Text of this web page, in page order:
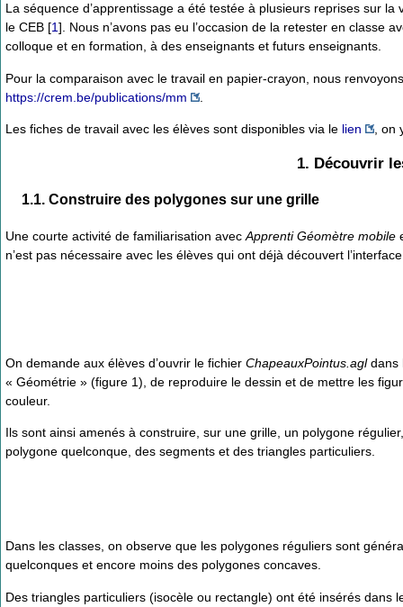
La séquence d’apprentissage a été testée à plusieurs reprises sur
le CEB [1]. Nous n’avons pas eu l’occasion de la retester en classe
colloque et en formation, à des enseignants et futurs enseignants.
Pour la comparaison avec le travail en papier-crayon, nous
https://crem.be/publications/mm
Les fiches de travail avec les élèves sont disponibles via le lien ,
1. Découvrir
1.1. Construire des polygones sur une grille
Une courte activité de familiarisation avecApprenti Géomètre mobile
n’est pas nécessaire avec les élèves qui ont déjà découvert
On demande aux élèves d’ouvrir le fichier ChapeauxPointus.agldans
« Géométrie » (figure 1), de reproduire le dessin et de mettre les
couleur.
Ils sont ainsi amenés à construire, sur une grille, un polygone
polygone quelconque, des segments et des triangles particuliers.
Dans les classes, on observe que les polygones réguliers sont
quelconques et encore moins des polygones concaves.
Des triangles particuliers (isocèle ou rectangle) ont été insérés dans